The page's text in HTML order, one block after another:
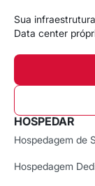
Sua
Data center
HOSPEDAR
Hospedagem de
Hospedagem